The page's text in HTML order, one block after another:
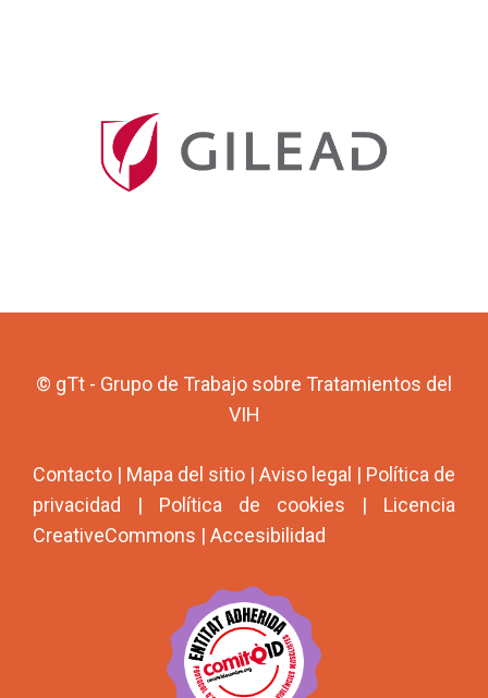
© gTt - Grupo de Trabajo sobre Tratamientos del
VIH
Contacto | Mapa del sitio | Aviso legal | Política de
privacidad | Política de cookies | Licencia
CreativeCommons | Accesibilidad